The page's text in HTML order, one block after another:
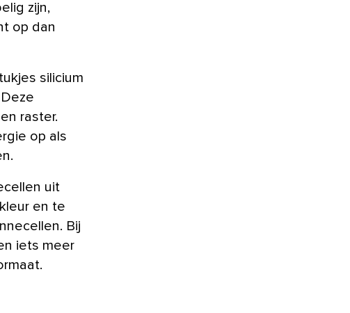
zijn,
op dan
silicium
raster.
op als
uit
en te
Bij
iets meer